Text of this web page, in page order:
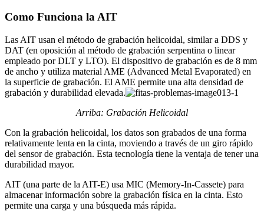
Como Funciona la AIT
Las AIT usan el método de grabación helicoidal, similar a DDS y
DAT (en oposición al método de grabación serpentina o linear
empleado por DLT y LTO). El dispositivo de grabación es de 8 mm
de ancho y utiliza material AME (Advanced Metal Evaporated) en
la superficie de grabación. El AME permite una alta densidad de
grabación y durabilidad elevada.
Arriba: Grabación Helicoidal
Con la grabación helicoidal, los datos son grabados de una forma
relativamente lenta en la cinta, moviendo a través de un giro rápido
del sensor de grabación. Esta tecnología tiene la ventaja de tener una
durabilidad mayor.
AIT (una parte de la AIT-E) usa MIC (Memory-In-Cassete) para
almacenar información sobre la grabación física en la cinta. Esto
permite una carga y una búsqueda más rápida.